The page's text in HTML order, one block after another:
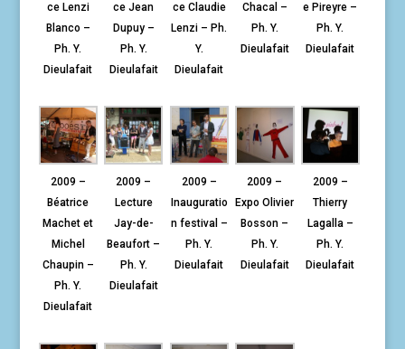
ce Lenzi
Blanco –
Ph. Y.
Dieulafait
ce Jean
Dupuy –
Ph. Y.
Dieulafait
ce Claudie
Lenzi – Ph.
Y.
Dieulafait
Chacal –
Ph. Y.
Dieulafait
e Pireyre –
Ph. Y.
Dieulafait
2009 –
Béatrice
Machet et
Michel
Chaupin –
Ph. Y.
Dieulafait
2009 –
Lecture
Jay-de-
Beaufort –
Ph. Y.
Dieulafait
2009 –
Inauguratio
n festival –
Ph. Y.
Dieulafait
2009 –
Expo Olivier
Bosson –
Ph. Y.
Dieulafait
2009 –
Thierry
Lagalla –
Ph. Y.
Dieulafait